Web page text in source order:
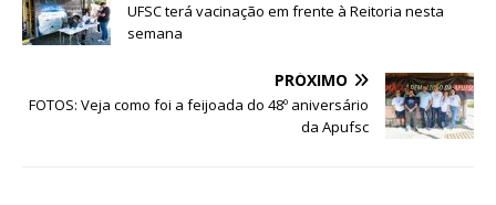
UFSC terá vacinação em frente à Reitoria nesta
semana
PRÓXIMO
FOTOS: Veja como foi a feijoada do 48º aniversário
da Apufsc